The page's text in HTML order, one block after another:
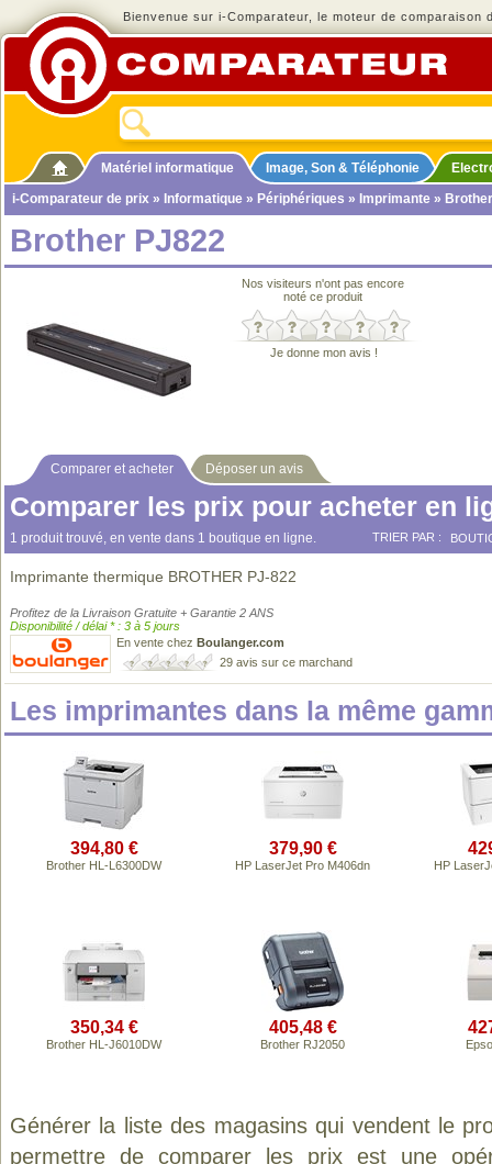
Bienvenue sur i-Comparateur, le moteur de comparaison
Matériel informatique Image, Son & Téléphonie
i-Comparateur de prix » Informatique » Périphériques » Imprimante »
Brother PJ822
Nos visiteurs n'ont pas encore
noté ce produit
Je donne mon avis !
Comparer et acheter Déposer un avis
Comparer les prix pour acheter en
1 produit trouvé, en vente dans 1 boutique en ligne. TRIER PAR :
Imprimante thermique BROTHER PJ-822
Profitez de la Livraison Gratuite + Garantie 2 ANS
Disponibilité / délai * : 3 à 5 jours
En vente chez Boulanger.com
29 avis sur ce marchand
Les imprimantes dans la même
394,80 €
Brother HL-L6300DW
379,90 €
HP LaserJet Pro M406dn HP
350,34 €
Brother HL-J6010DW
405,48 €
Brother RJ2050
Générer la liste des magasins qui vendent le
permettre de comparer les prix est une